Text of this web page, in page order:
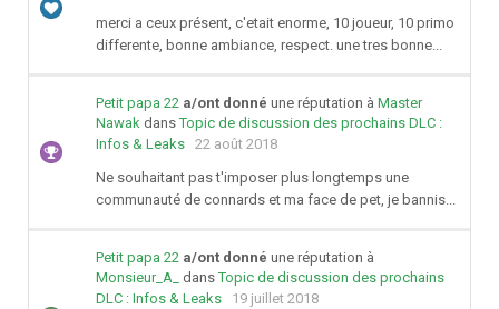
merci a ceux présent, c'etait enorme, 10 joueur, 10 primo
differente, bonne ambiance, respect. une tres bonne...
Petit papa 22 a/ont donné une réputation à Master
Nawak dansTopic de discussion des prochains DLC :
Infos & Leaks 22 août 2018
Ne souhaitant pas t'imposer plus longtemps une
communauté de connards et ma face de pet, je bannis...
Petit papa 22 a/ont donné une réputation à
Monsieur_A_
dansTopic de discussion des prochains
DLC : Infos & Leaks
19 juillet 2018